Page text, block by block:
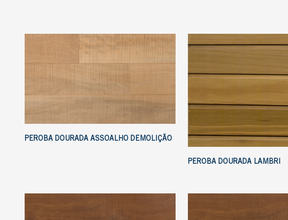
PEROBA DOURADA ASSOALHO DEMOLIÇÃO
PEROBA DOURADA LAMBRI